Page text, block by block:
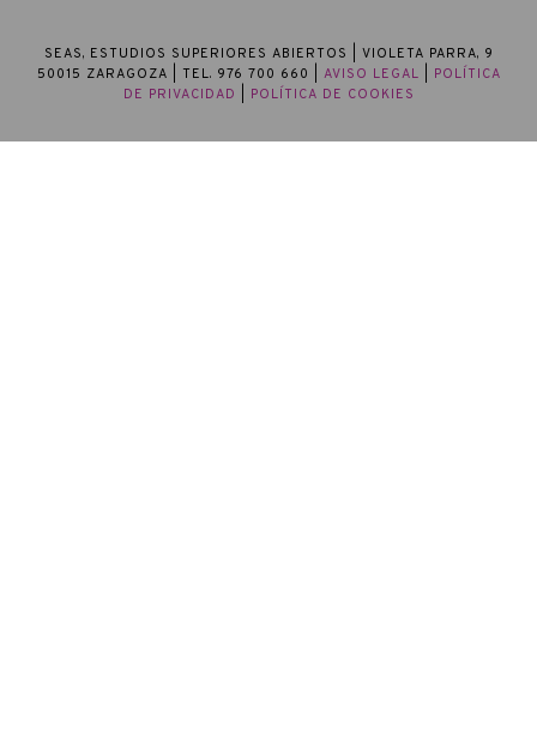
SEAS, ESTUDIOS SUPERIORES ABIERTOS
| VIOLETA PARRA, 9
50015 ZARAGOZA | TEL. 976 700 660 | AVISO LEGAL
POLÍTICA
DE PRIVACIDAD
POLÍTICA DE COOKIES